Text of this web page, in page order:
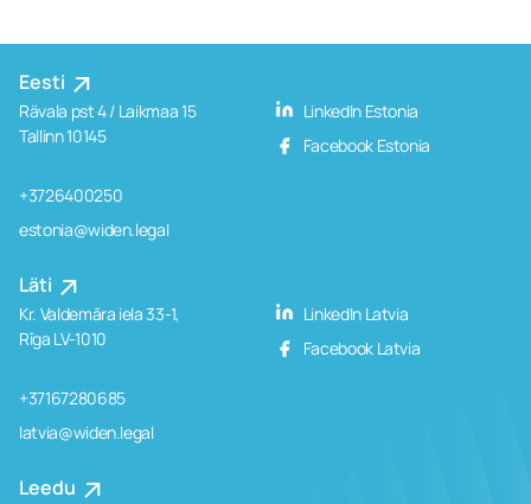
Eesti
Rävala pst 4 / Laikmaa 15
Tallinn 10145
+3726400250
estonia@widen.legal
LinkedIn Estonia
Facebook Estonia
Läti
Kr. Valdemāra iela 33-1,
Rīga LV-1010
+37167280685
latvia@widen.legal
LinkedIn Latvia
Facebook Latvia
Leedu